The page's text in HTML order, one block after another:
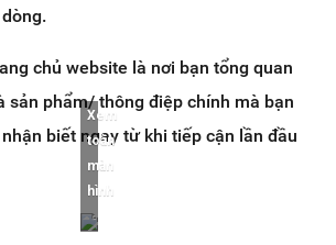
chủ website là nơi bạn tổng quan
sản phẩm/ thông điệp chính mà bạn
biết ngay từ khi tiếp cận lần đầu
Xem
toàn
màn
hình